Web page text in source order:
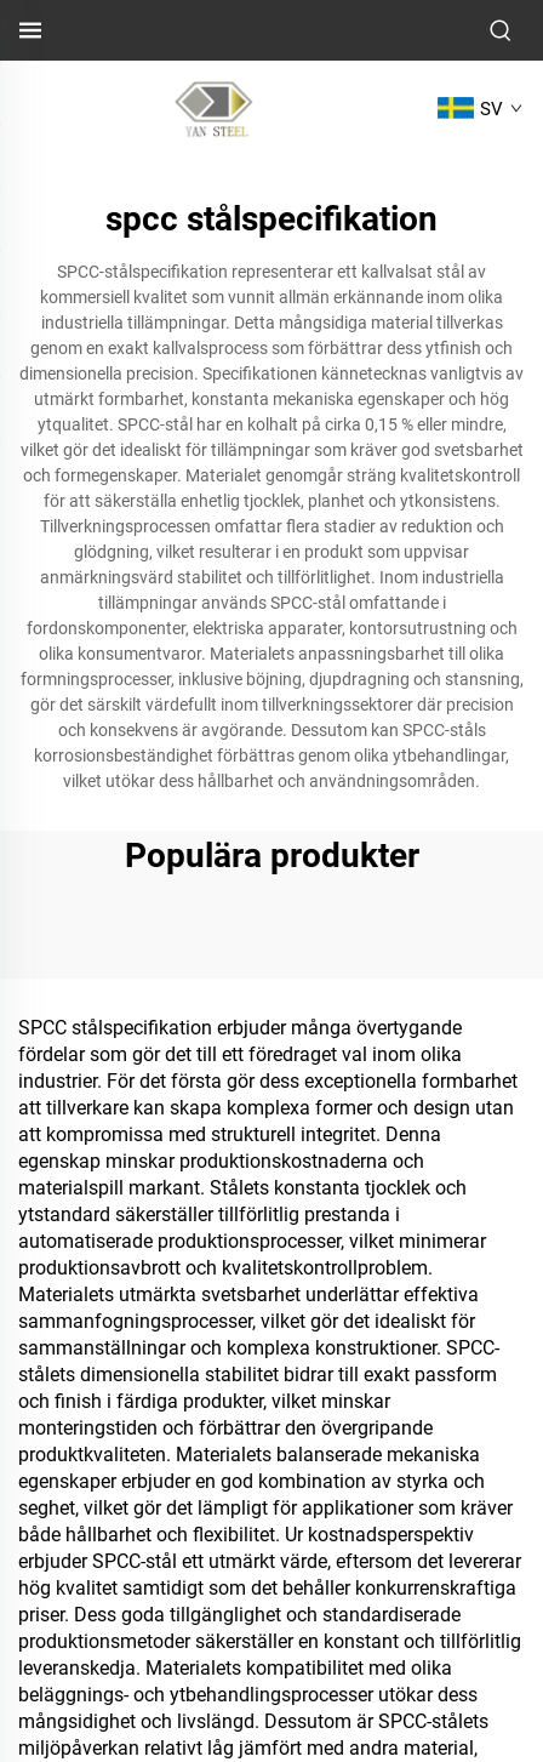
SV
spcc stålspecifikation
SPCC-stålspecifikation representerar ett kallvalsat stål av
kommersiell kvalitet som vunnit allmän erkännande inom olika
industriella tillämpningar. Detta mångsidiga material tillverkas
genom en exakt kallvalsprocess som förbättrar dess ytfinish och
dimensionella precision. Specifikationen kännetecknas vanligtvis av
utmärkt formbarhet, konstanta mekaniska egenskaper och hög
ytqualitet. SPCC-stål har en kolhalt på cirka 0,15 % eller mindre,
vilket gör det idealiskt för tillämpningar som kräver god svetsbarhet
och formegenskaper. Materialet genomgår sträng kvalitetskontroll
för att säkerställa enhetlig tjocklek, planhet och ytkonsistens.
Tillverkningsprocessen omfattar flera stadier av reduktion och
glödgning, vilket resulterar i en produkt som uppvisar
anmärkningsvärd stabilitet och tillförlitlighet. Inom industriella
tillämpningar används SPCC-stål omfattande i
fordonskomponenter, elektriska apparater, kontorsutrustning och
olika konsumentvaror. Materialets anpassningsbarhet till olika
formningsprocesser, inklusive böjning, djupdragning och stansning,
gör det särskilt värdefullt inom tillverkningssektorer där precision
och konsekvens är avgörande. Dessutom kan SPCC-ståls
korrosionsbeständighet förbättras genom olika ytbehandlingar,
vilket utökar dess hållbarhet och användningsområden.
Populära produkter
SPCC stålspecifikation erbjuder många övertygande
fördelar som gör det till ett föredraget val inom olika
industrier. För det första gör dess exceptionella formbarhet
att tillverkare kan skapa komplexa former och design utan
att kompromissa med strukturell integritet. Denna
egenskap minskar produktionskostnaderna och
materialspill markant. Stålets konstanta tjocklek och
ytstandard säkerställer tillförlitlig prestanda i
automatiserade produktionsprocesser, vilket minimerar
produktionsavbrott och kvalitetskontrollproblem.
Materialets utmärkta svetsbarhet underlättar effektiva
sammanfogningsprocesser, vilket gör det idealiskt för
sammanställningar och komplexa konstruktioner. SPCC-
stålets dimensionella stabilitet bidrar till exakt passform
och finish i färdiga produkter, vilket minskar
monteringstiden och förbättrar den övergripande
produktkvaliteten. Materialets balanserade mekaniska
egenskaper erbjuder en god kombination av styrka och
seghet, vilket gör det lämpligt för applikationer som kräver
både hållbarhet och flexibilitet. Ur kostnadsperspektiv
erbjuder SPCC-stål ett utmärkt värde, eftersom det levererar
hög kvalitet samtidigt som det behåller konkurrenskraftiga
priser. Dess goda tillgänglighet och standardiserade
produktionsmetoder säkerställer en konstant och tillförlitlig
leveranskedja. Materialets kompatibilitet med olika
beläggnings- och ytbehandlingsprocesser utökar dess
mångsidighet och livslängd. Dessutom är SPCC-stålets
miljöpåverkan relativt låg jämfört med andra material,